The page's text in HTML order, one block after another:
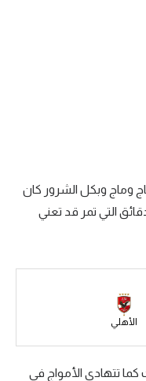
وماج وبكل الشرور كان
التي تمر قد تعني
الأهلي
تتهادى الأمواج في